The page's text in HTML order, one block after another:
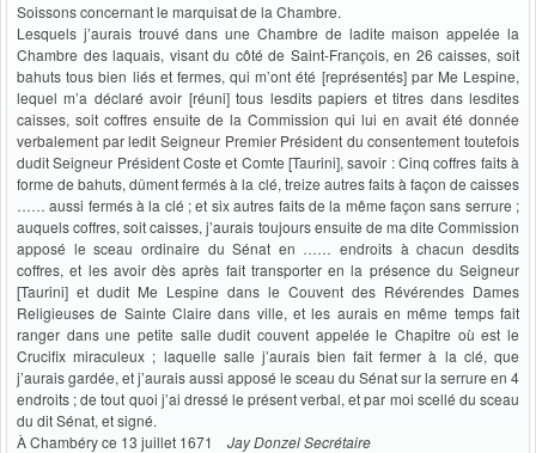
Soissons concernant le marquisat de la Chambre.
Lesquels j’aurais trouvé dans une Chambre de ladite maison appelée la
Chambre des laquais, visant du côté de Saint-François, en 26 caisses, soit
bahuts tous bien liés et fermes, qui m’ont été [représentés] par Me Lespine,
lequel m’a déclaré avoir [réuni] tous lesdits papiers et titres dans lesdites
caisses, soit coffres ensuite de la Commission qui lui en avait été donnée
verbalement par ledit Seigneur Premier Président du consentement toutefois
dudit Seigneur Président Coste et Comte [Taurini], savoir : Cinq coffres faits à
forme de bahuts, dûment fermés à la clé, treize autres faits à façon de caisses
…… aussi fermés à la clé ; et six autres faits de la même façon sans serrure ;
auquels coffres, soit caisses, j’aurais toujours ensuite de ma dite Commission
apposé le sceau ordinaire du Sénat en …… endroits à chacun desdits
coffres, et les avoir dès après fait transporter en la présence du Seigneur
[Taurini] et dudit Me Lespine dans le Couvent des Révérendes Dames
Religieuses de Sainte Claire dans ville, et les aurais en même temps fait
ranger dans une petite salle dudit couvent appelée le Chapitre où est le
Crucifix miraculeux ; laquelle salle j’aurais bien fait fermer à la clé, que
j’aurais gardée, et j’aurais aussi apposé le sceau du Sénat sur la serrure en 4
endroits ; de tout quoi j’ai dressé le présent verbal, et par moi scellé du sceau
du dit Sénat, et signé.
À Chambéry ce 13 juillet 1671
Jay Donzel Secrétaire